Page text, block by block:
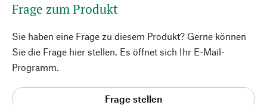
Frage zum Produkt
Sie haben eine Frage zu diesem Produkt? Gerne können
Sie die Frage hier stellen. Es öffnet sich Ihr E-Mail-
Programm.
Frage stellen